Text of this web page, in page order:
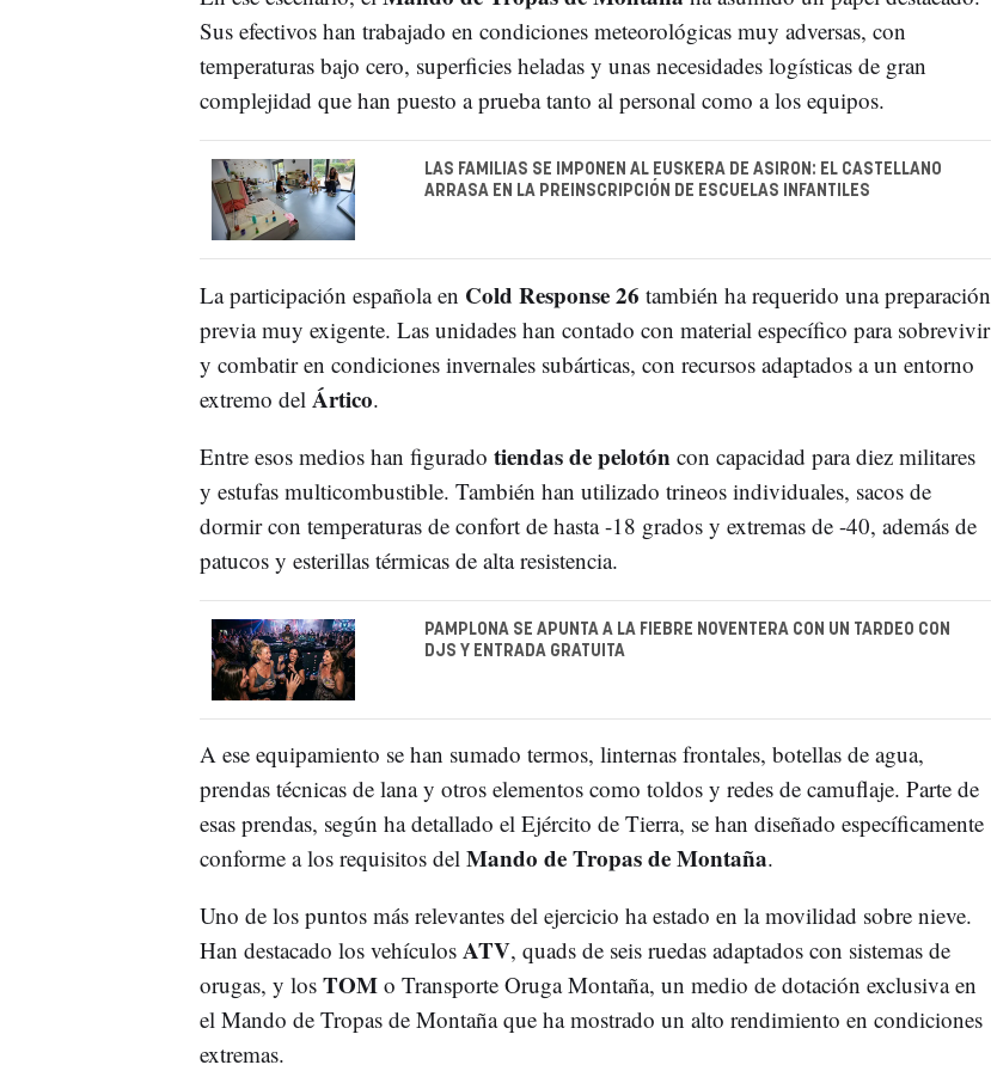
Sus efectivos han trabajado en condiciones meteorológicas muy adversas, con
temperaturas bajo cero, superficies heladas y unas necesidades logísticas de gran
complejidad que han puesto a prueba tanto al personal como a los equipos.
LAS FAMILIAS SE IMPONEN AL EUSKERA DE ASIRON: EL CASTELLANO
ARRASA EN LA PREINSCRIPCIÓN DE ESCUELAS INFANTILES
La participación española en Cold Response 26 también ha requerido una preparación
previa muy exigente. Las unidades han contado con material específico para sobrevivir
y combatir en condiciones invernales subárticas, con recursos adaptados a un entorno
extremo del Ártico.
Entre esos medios han figurado tiendas de pelotón con capacidad para diez militares
y estufas multicombustible. También han utilizado trineos individuales, sacos de
dormir con temperaturas de confort de hasta -18 grados y extremas de -40, además de
patucos y esterillas térmicas de alta resistencia.
PAMPLONA SE APUNTA A LA FIEBRE NOVENTERA CON UN TARDEO CON
DJS Y ENTRADA GRATUITA
A ese equipamiento se han sumado termos, linternas frontales, botellas de agua,
prendas técnicas de lana y otros elementos como toldos y redes de camuflaje. Parte de
esas prendas, según ha detallado el Ejército de Tierra, se han diseñado específicamente
conforme a los requisitos del Mando de Tropas de Montaña.
Uno de los puntos más relevantes del ejercicio ha estado en la movilidad sobre nieve.
Han destacado los vehículos ATV, quads de seis ruedas adaptados con sistemas de
orugas, y los TOMo Transporte Oruga Montaña, un medio de dotación exclusiva en
el Mando de Tropas de Montaña que ha mostrado un alto rendimiento en condiciones
extremas.